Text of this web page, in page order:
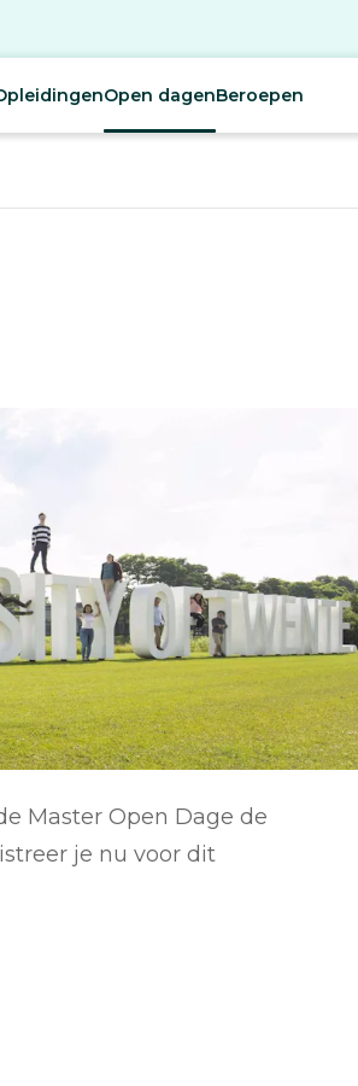
Open dagenBeroepen
Master Open Dage de
je nu voor dit